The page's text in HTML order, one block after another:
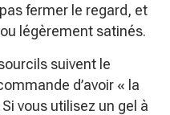
fermer le regard, et
légèrement satinés.
suivent le
d’avoir « la
Si vous utilisez un gel à